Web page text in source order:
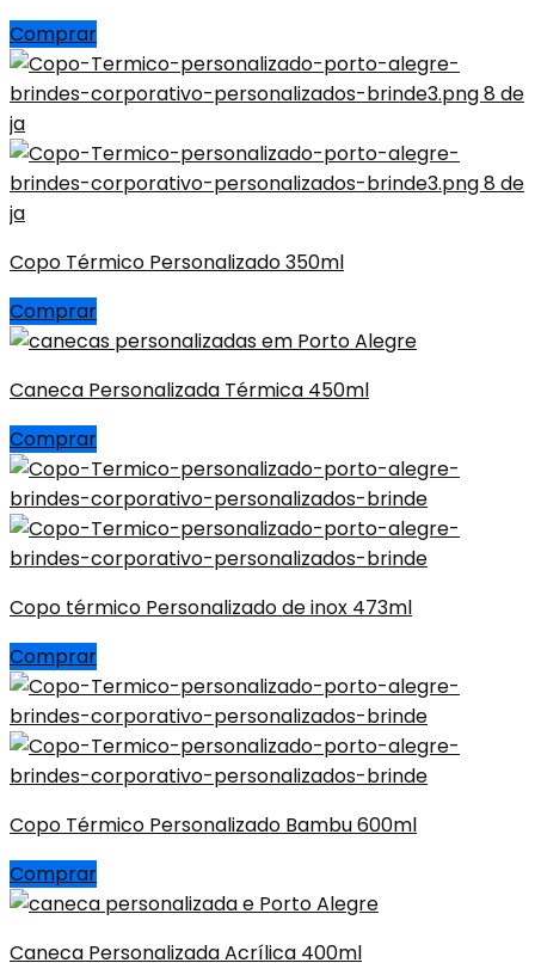
Comprar
Copo Térmico Personalizado 350ml
Comprar
Caneca Personalizada Térmica 450ml
Comprar
Copo térmico Personalizado de inox 473ml
Comprar
Copo Térmico Personalizado Bambu 600ml
Comprar
Caneca Personalizada Acrílica 400ml